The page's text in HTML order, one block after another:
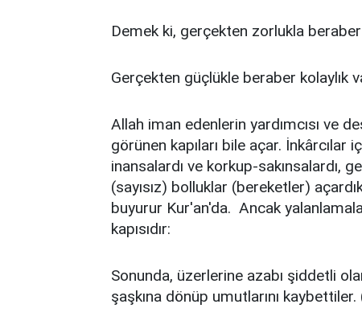
Demek ki, gerçekten zorlukla beraber
Gerçekten güçlükle beraber kolaylık
Allah iman edenlerin yardımcısı ve
görünen kapıları bile açar. İnkârcılar
inansalardı ve korkup-sakınsalardı,
(sayısız) bolluklar (bereketler)
buyurur Kur'an'da. Ancak
kapısıdır:
Sonunda, üzerlerine azabı şiddetli
şaşkına dönüp umutlarını